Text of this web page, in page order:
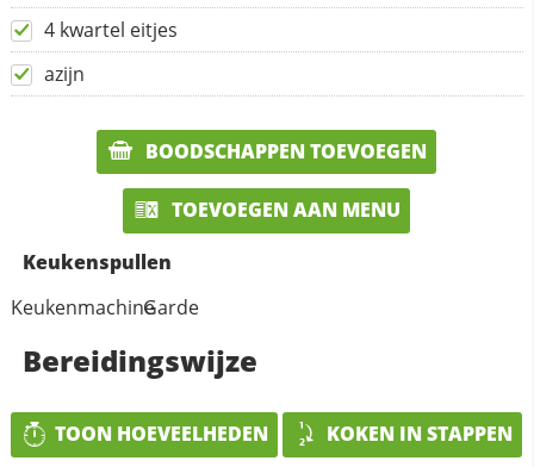
4 kwartel eitjes
azijn
BOODSCHAPPEN TOEVOEGEN
TOEVOEGEN AAN MENU
Keukenspullen
KeukenmachineGarde
Bereidingswijze
TOON HOEVEELHEDEN KOKEN IN STAPPEN